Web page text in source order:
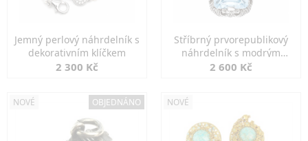
Jemný perlový náhrdelník s
dekorativním klíčkem
2 300 Kč
Stříbrný prvorepublikový
náhrdelník s modrým
spinelem
2 600 Kč
NOVÉ OBJEDNÁNO NOVÉ